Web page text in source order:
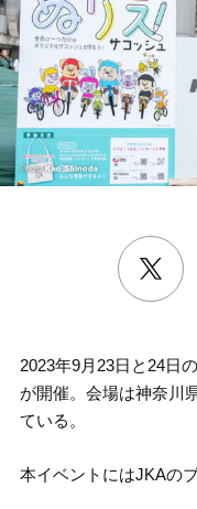
2023年9月23日と24日
が開催。会場は神奈川
ている。
本イベントにはJKAの